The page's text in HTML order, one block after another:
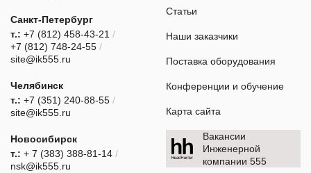
Санкт-Петербург
т.: +7 (812) 458-43-21 /
+7 (812) 748-24-55 /
site@ik555.ru
Челябинск
т.: +7 (351) 240-88-55 /
site@ik555.ru
Новосибирск
т.: + 7 (383) 388-81-14 /
nsk@ik555.ru
Статьи
Наши заказчики
Поставка оборудования
Конференции и обучение
Карта сайта
Вакансии
Инженерной
компании 555